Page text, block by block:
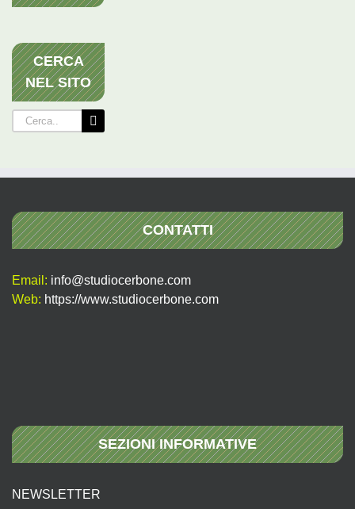
CERCA
NEL SITO
Cerca
per:
CONTATTI
Email: info@studiocerbone.com
Web: https://www.studiocerbone.com
SEZIONI INFORMATIVE
NEWSLETTER